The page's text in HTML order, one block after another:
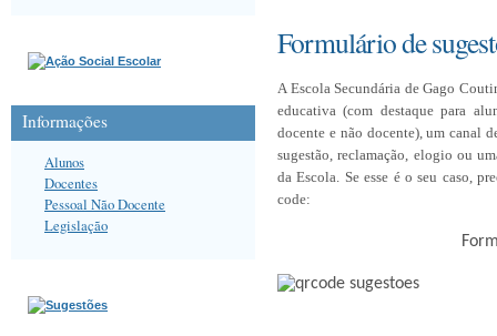
Formulário de
A Escola Secundária de Gago
educativa (com destaque para
docente e não docente), um canal
sugestão, reclamação, elogio ou
da Escola. Se esse é o seu caso,
code:
Informações
Alunos
Docentes
Pessoal Não Docente
Legislação